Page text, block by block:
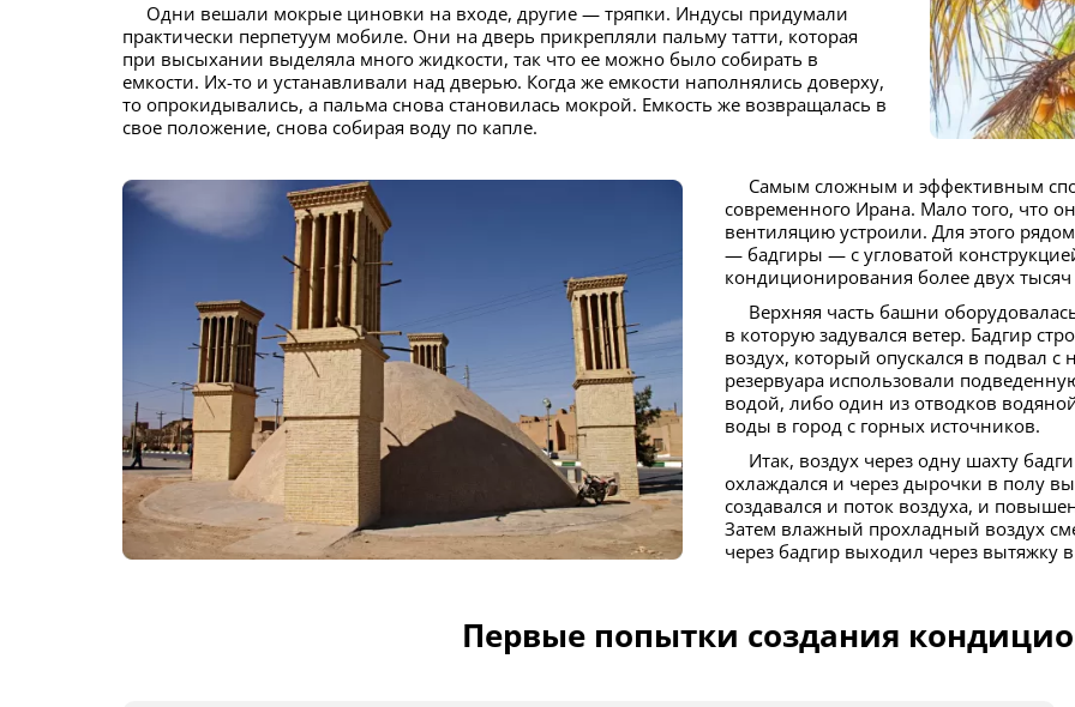
Одни вешали мокрые циновки на входе, другие — тряпки. Индусы придумали
практически перпетуум мобиле. Они на дверь прикрепляли пальму татти, которая
при высыхании выделяла много жидкости, так что ее можно было собирать в
емкости. Их-то и устанавливали над дверью. Когда же емкости наполнялись доверху,
то опрокидывались, а пальма снова становилась мокрой. Емкость же возвращалась в
свое положение, снова собирая воду по капле.
Самым сложным и эффективным способом пользовались на территории
современного Ирана. Мало того, что
вентиляцию устроили. Для этого
— бадгиры — с угловатой
кондиционирования более двух тысяч
Верхняя часть башни оборудовалась в виде решетки с внутренними заслонками,
в которую задувался ветер. Бадгир
воздух, который опускался в подвал
резервуара использовали
водой, либо один из отводков
воды в город с горных источников.
Итак, воздух через одну шахту бадгира попадал в подвал, заполненный водой, там
охлаждался и через дырочки в полу
создавался и поток воздуха, и
Затем влажный прохладный воздух
через бадгир выходил через вытяжку
Первые попытки создания